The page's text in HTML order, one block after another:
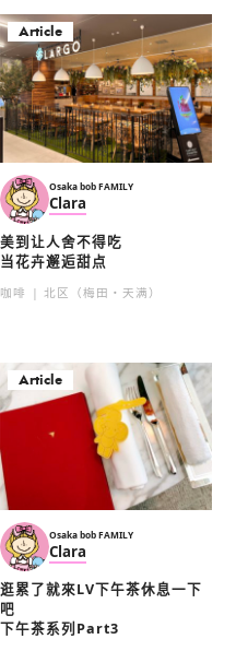
景点
Article
Osaka bob FAMILY
Clara
美到让人舍不得吃
当花卉邂逅甜点
咖啡 北区（梅田・天满）
Article
Osaka bob FAMILY
Clara
逛累了就來LV下午茶休息一下
吧
下午茶系列Part3